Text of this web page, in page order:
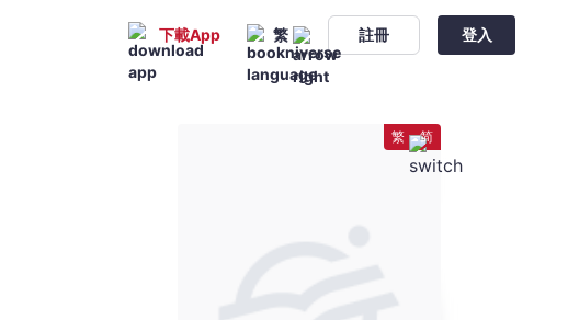
下載App 繁 註冊 登入
繁 简